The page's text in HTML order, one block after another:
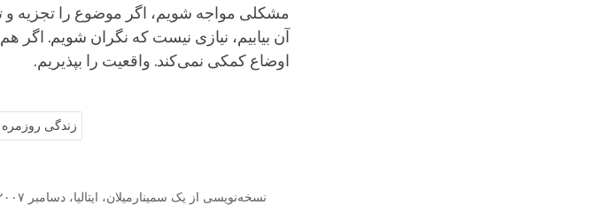
مشکلی مواجه شویم، اگر موضوع را تجزیه و
آن بیابیم، نیازی نیست که نگران شویم. اگر هم
اوضاع کمکی نمی‌کند. واقعیت را بپذیریم.
زندگی روزمره